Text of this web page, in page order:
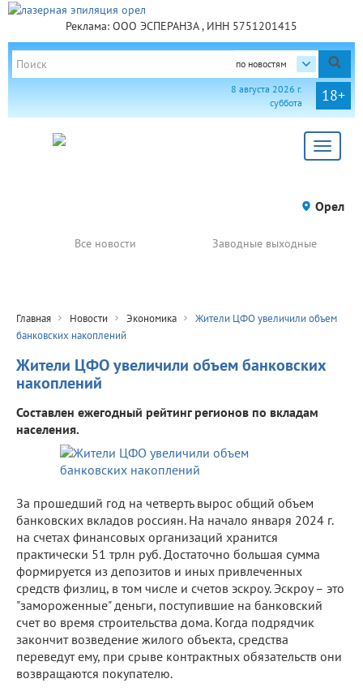
Реклама: ООО ЭСПЕРАНЗА , ИНН 5751201415
по новостям
18+
8 августа 2026 г.
суббота
Toggle
Орел
Все новости Заводные выходные
Главная Новости Экономика
Жители ЦФО увеличили объем
банковских накоплений
Жители ЦФО увеличили объем банковских
накоплений
Составлен ежегодный рейтинг регионов по вкладам
населения.
За прошедший год на четверть вырос общий объем
банковских вкладов россиян. На начало января 2024 г.
на счетах финансовых организаций хранится
практически 51 трлн руб. Достаточно большая сумма
формируется из депозитов и иных привлеченных
средств физлиц, в том числе и счетов эскроу. Эскроу – это
"замороженные" деньги, поступившие на банковский
счет во время строительства дома. Когда подрядчик
закончит возведение жилого объекта, средства
переведут ему, при срыве контрактных обязательств они
возвращаются покупателю.